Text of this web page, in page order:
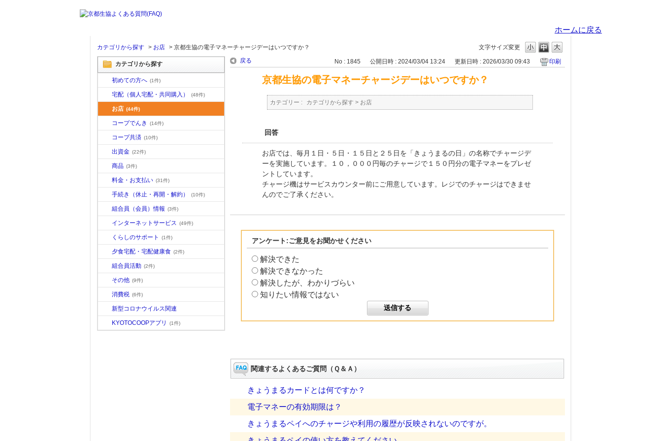
ホームに戻る
文字サイズ変更
カテゴリから探す > お店 > 京都生協の電子マネーチャージデーはいつですか？
カテゴリから探す
初めての方へ (1件)
宅配（個人宅配・共同購入） (48件)
お店 (44件)
コープでんき (14件)
コープ共済 (10件)
出資金 (22件)
商品 (3件)
料金・お支払い (31件)
手続き（休止・再開・解約） (10件)
組合員（会員）情報 (3件)
インターネットサービス (49件)
くらしのサポート (1件)
夕食宅配・宅配健康食 (2件)
組合員活動 (2件)
その他 (9件)
消費税 (6件)
新型コロナウイルス関連
KYOTOCOOPアプリ (1件)
戻る No : 1845 公開日時 : 2024/03/04 13:24 更新日時 : 2026/03/30 09:43 印刷
京都生協の電子マネーチャージデーはいつですか？
カテゴリー : カテゴリから探す > お店
回答
お店では、毎月１日・５日・１５日と２５日を「きょうまるの日」の名称でチャージデ
ーを実施しています。１０，０００円毎のチャージで１５０円分の電子マネーをプレゼ
ントしています。
チャージ機はサービスカウンター前にご用意しています。レジでのチャージはできませ
んのでご了承ください。
アンケート:ご意見をお聞かせください
解決できた
解決できなかった
解決したが、わかりづらい
知りたい情報ではない
関連するよくあるご質問（Ｑ＆Ａ）
きょうまるカードとは何ですか？
電子マネーの有効期限は？
きょうまるペイへのチャージや利用の履歴が反映されないのですが。